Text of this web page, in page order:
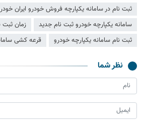
ثبت نام در سامانه یکپارچه فروش خودرو ایران
سامانه یکپارچه خودرو ثبت نام جدید
زمان ثبت
ثبت نام سامانه یکپارچه خودرو
قرعه کشی
نظر شما